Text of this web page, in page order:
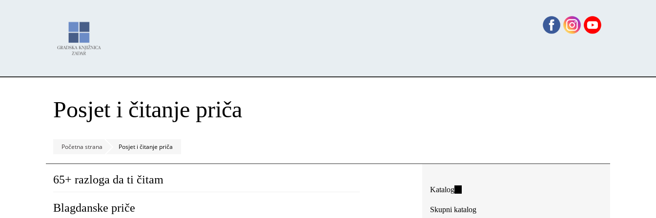
Posjet i čitanje priča
Početna strana Posjet i čitanje priča
65+ razloga da ti čitam
Blagdanske priče
Katalog(link
external)
Skupni katalog